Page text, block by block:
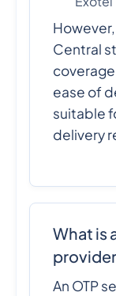
Central
ease of
suitable
delivery
What is
An OTP